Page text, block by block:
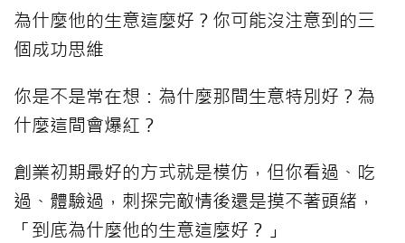
為什麼他的生意這麼好？你可能沒注意到的三
個成功思維
你是不是常在想： 為什麼那間生意特別好？ 為
什麼這間會爆紅？
創業初期最好的方式就是模仿，但你看過、吃
過、體驗過，刺探完敵情後還是摸不著頭緒，
「到底為什麼他的生意這麼好？」